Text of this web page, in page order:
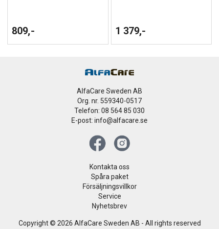
809,- 1 379,-
AlfaCare Sweden AB
Org. nr. 559340-0517
Telefon: 08 564 85 030
E-post: info@alfacare.se
Kontakta oss
Spåra paket
Försäljningsvillkor
Service
Nyhetsbrev
Copyright © 2026 AlfaCare Sweden AB - All rights reserved